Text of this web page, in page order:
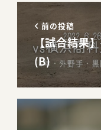
前の投稿
【試合結果
(B)